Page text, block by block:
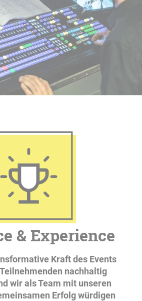
& Experience
Kraft des Events
nachhaltig
wir als Team mit unseren
Erfolg würdigen